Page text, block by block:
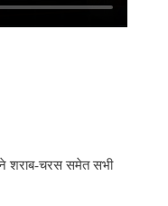
ने शराब-चरस समेत सभी